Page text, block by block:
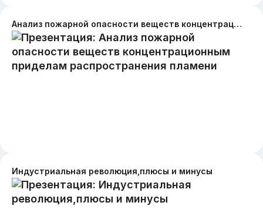
Анализ пожарной опасности веществ концентрационным приделам распространения пламени
Индустриальная революция,плюсы и минусы